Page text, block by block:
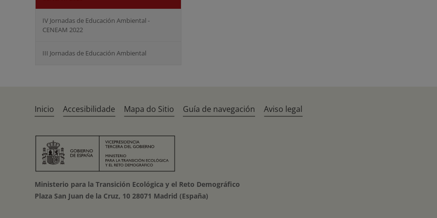
IV Jornadas de Educación Ambiental -
CENEAM 2022
III Jornadas de Educación Ambiental
Inicio Accesibilidade Mapa do Sitio Guía de navegación Aviso legal
Ministerio para la Transición Ecológica y el Reto Demográfico
Plaza San Juan de la Cruz, 10 28071 Madrid (España)